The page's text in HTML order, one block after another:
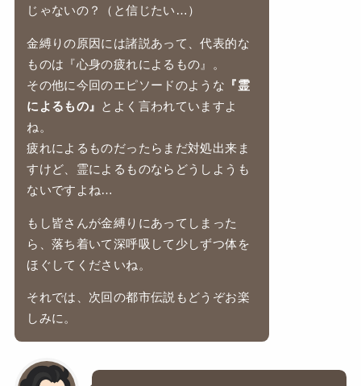
じゃないの？（と信じたい…）
金縛りの原因には諸説あって、代表的な
ものは『心身の疲れによるもの』。
その他に今回のエピソードのような 『霊
によるもの』 とよく言われていますよ
ね。
疲れによるものだったらまだ対処出来ま
すけど、霊によるものならどうしようも
ないですよね…
もし皆さんが金縛りにあってしまった
ら、落ち着いて深呼吸して少しずつ体を
ほぐしてくださいね。
それでは、次回の都市伝説もどうぞお楽
しみに。